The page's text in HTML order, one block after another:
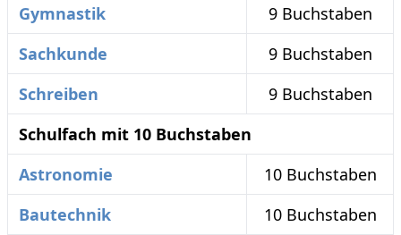
Gymnastik
9 Buchstaben
Sachkunde
9 Buchstaben
Schreiben
9 Buchstaben
Schulfach mit 10 Buchstaben
Astronomie
10 Buchstaben
Bautechnik
10 Buchstaben